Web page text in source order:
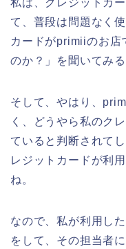
て、普段は問題なく
カードがprimiiのお店
のか？」を聞いてみ
そして、やはり、
く、どうやら私のク
ていると判断されて
レジットカードが利
ね。
なので、私が利用し
をして、その担当者